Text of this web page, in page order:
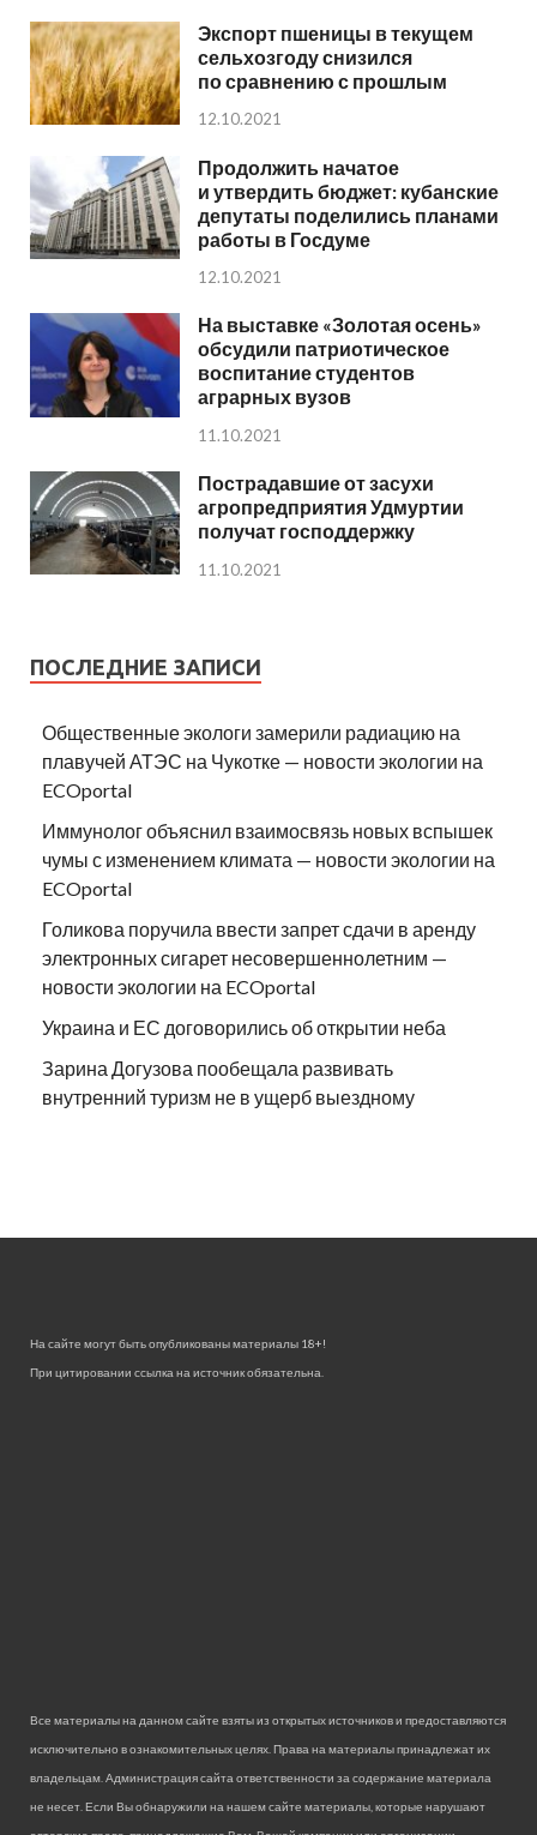
Экспорт пшеницы в текущем
сельхозгоду снизился
по сравнению с прошлым
12.10.2021
Продолжить начатое
и утвердить бюджет: кубанские
депутаты поделились планами
работы в Госдуме
12.10.2021
На выставке «Золотая осень»
обсудили патриотическое
воспитание студентов
аграрных вузов
11.10.2021
Пострадавшие от засухи
агропредприятия Удмуртии
получат господдержку
11.10.2021
ПОСЛЕДНИЕ ЗАПИСИ
Общественные экологи замерили радиацию на
плавучей АТЭС на Чукотке — новости экологии на
ECOportal
Иммунолог объяснил взаимосвязь новых вспышек
чумы с изменением климата — новости экологии на
ECOportal
Голикова поручила ввести запрет сдачи в аренду
электронных сигарет несовершеннолетним —
новости экологии на ECOportal
Украина и ЕС договорились об открытии неба
Зарина Догузова пообещала развивать
внутренний туризм не в ущерб выездному
На сайте могут быть опубликованы материалы 18+!
При цитировании ссылка на источник обязательна.
Все материалы на данном сайте взяты из открытых источников и предоставляются
исключительно в ознакомительных целях. Права на материалы принадлежат их
владельцам. Администрация сайта ответственности за содержание материала
не несет. Если Вы обнаружили на нашем сайте материалы, которые нарушают